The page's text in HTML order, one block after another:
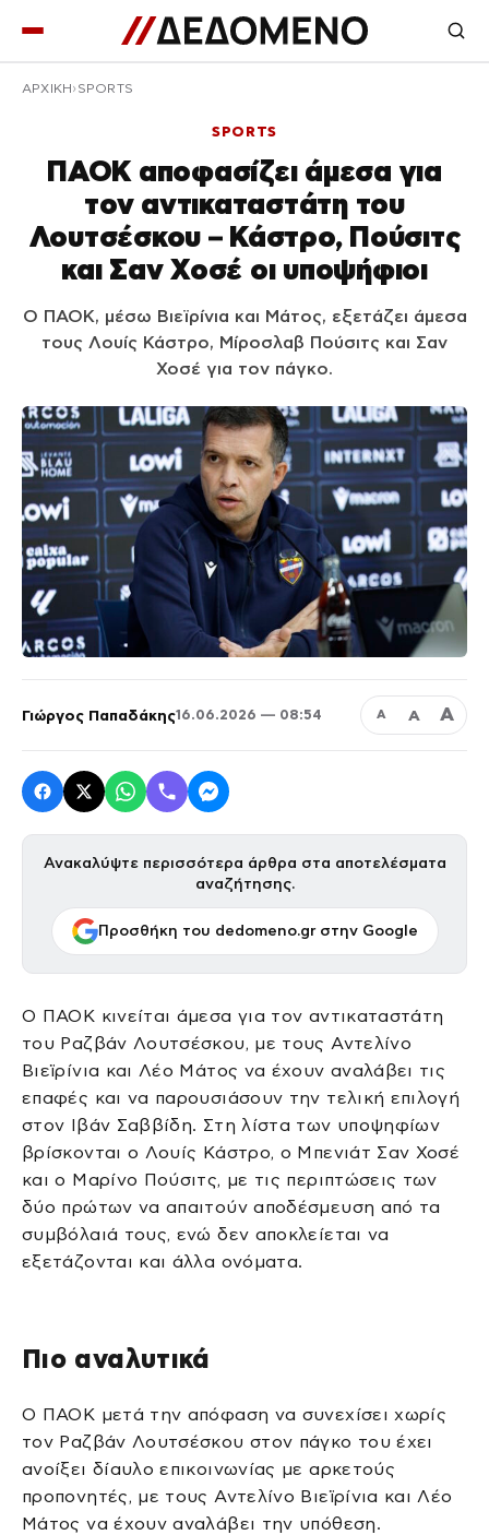
ΑΡΧΙΚΉ SPORTS
SPORTS
ΠΑΟΚ αποφασίζει άμεσα για
τον αντικαταστάτη του
Λουτσέσκου – Κάστρο, Πούσιτς
και Σαν Χοσέ οι υποψήφιοι
Ο ΠΑΟΚ, μέσω Βιεϊρίνια και Μάτος, εξετάζει άμεσα
τους Λουίς Κάστρο, Μίροσλαβ Πούσιτς και Σαν
Χοσέ για τον πάγκο.
Γιώργος Παπαδάκης16.06.2026 — 08:54 Α Α Α
Ανακαλύψτε περισσότερα άρθρα στα αποτελέσματα
αναζήτησης.
Προσθήκη του dedomeno.gr στην Google
Ο ΠΑΟΚ κινείται άμεσα για τον αντικαταστάτη
του Ραζβάν Λουτσέσκου, με τους Αντελίνο
Βιεϊρίνια και Λέο Μάτος να έχουν αναλάβει τις
επαφές και να παρουσιάσουν την τελική επιλογή
στον Ιβάν Σαββίδη. Στη λίστα των υποψηφίων
βρίσκονται ο Λουίς Κάστρο, ο Μπενιάτ Σαν Χοσέ
και ο Μαρίνο Πούσιτς, με τις περιπτώσεις των
δύο πρώτων να απαιτούν αποδέσμευση από τα
συμβόλαιά τους, ενώ δεν αποκλείεται να
εξετάζονται και άλλα ονόματα.
Πιο αναλυτικά
Ο ΠΑΟΚ μετά την απόφαση να συνεχίσει χωρίς
τον Ραζβάν Λουτσέσκου στον πάγκο του έχει
ανοίξει δίαυλο επικοινωνίας με αρκετούς
προπονητές, με τους Αντελίνο Βιεϊρίνια και Λέο
Μάτος να έχουν αναλάβει την υπόθεση.